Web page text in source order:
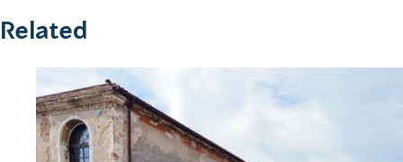
Related